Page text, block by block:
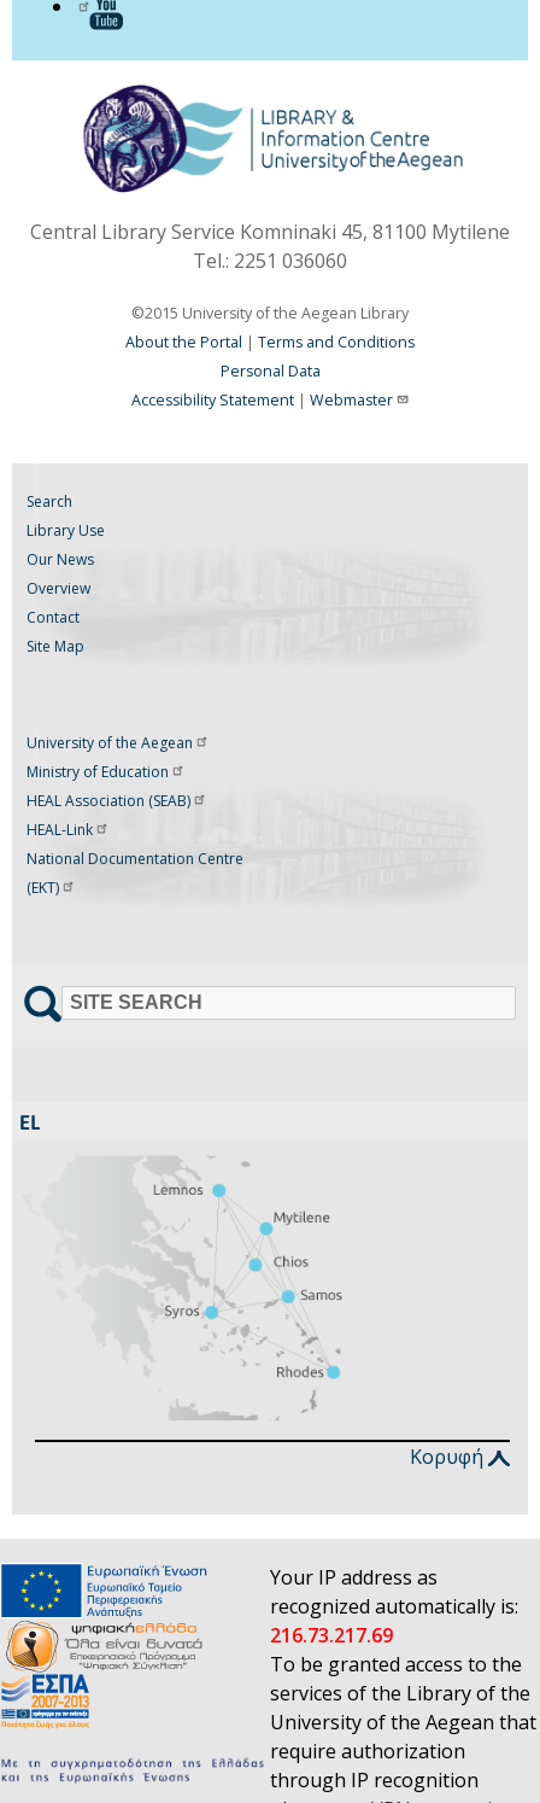
Central Library Service Komninaki 45, 81100 Mytilene
Tel.: 2251 036060
©2015 University of the Aegean Library
About the Portal | Terms and Conditions
Personal Data
Accessibility Statement| Webmaster
Search
Library Use
Our News
Overview
Contact
Site Map
University of the Aegean
Ministry of Education
HEAL Association (SEAB)
HEAL-Link
National Documentation Centre
(EKT)
SITE SEARCH
Κορυφή
Your IP address as
recognized automatically is:
216.73.217.69
To be granted access to the
services of the Library of the
University of the Aegean that
require authorization
through IP recognition